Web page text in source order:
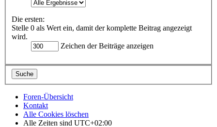
Die ersten:
Stelle 0 als Wert ein, damit der komplette Beitrag angezeigt
wird.
Zeichen der Beiträge anzeigen
Foren-Übersicht
Kontakt
Alle Cookies löschen
Alle Zeiten sind UTC+02:00